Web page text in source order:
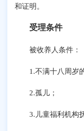
和证明。
受理条件
被收养人条件：
1.不满十八周岁的
2.孤儿；
3.儿童福利机构抚